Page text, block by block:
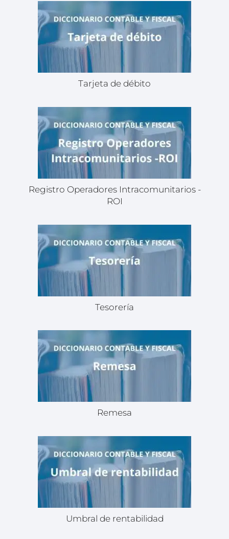
Tarjeta de débito
Registro Operadores Intracomunitarios -
ROI
Tesorería
Remesa
Umbral de rentabilidad